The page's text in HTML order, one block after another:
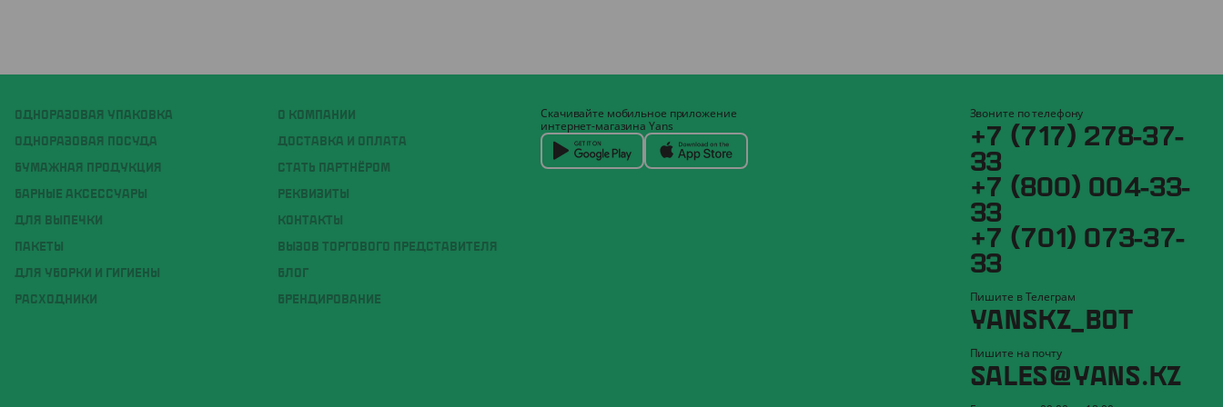
ОДНОРАЗОВАЯ УПАКОВКА
ОДНОРАЗОВАЯ ПОСУДА
БУМАЖНАЯ ПРОДУКЦИЯ
БАРНЫЕ АКСЕССУАРЫ
ДЛЯ ВЫПЕЧКИ
ПАКЕТЫ
ДЛЯ УБОРКИ И ГИГИЕНЫ
РАСХОДНИКИ
О КОМПАНИИ
ДОСТАВКА И ОПЛАТА
СТАТЬ ПАРТНЁРОМ
РЕКВИЗИТЫ
КОНТАКТЫ
ВЫЗОВ ТОРГОВОГО ПРЕДСТАВИТЕЛЯ
БЛОГ
БРЕНДИРОВАНИЕ
Скачивайте мобильное приложение
интернет-магазина Yans
Звоните по телефону
+7 (717) 278-37-
33
+7 (800) 004-33-
33
+7 (701) 073-37-
33
Пишите в Телеграм
YANSKZ_BOT
Пишите на почту
SALES@YANS.KZ